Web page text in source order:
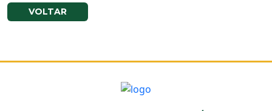
VOLTAR